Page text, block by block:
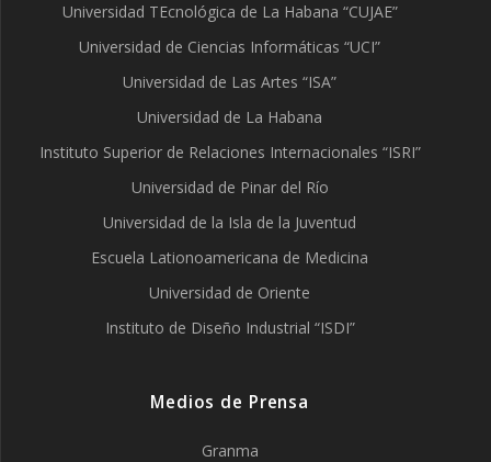
Universidad TEcnológica de La Habana “CUJAE”
Universidad de Ciencias Informáticas “UCI”
Universidad de Las Artes “ISA”
Universidad de La Habana
Instituto Superior de Relaciones Internacionales “ISRI”
Universidad de Pinar del Río
Universidad de la Isla de la Juventud
Escuela Lationoamericana de Medicina
Universidad de Oriente
Instituto de Diseño Industrial “ISDI”
Medios de Prensa
Granma